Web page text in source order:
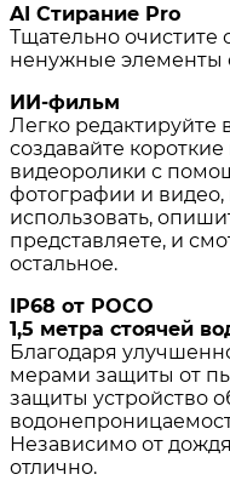
AI Стирание Pro
Тщательно очистите
ненужные элементы
ИИ-фильм
Легко редактируйте
создавайте
видеоролики с
фотографии и видео,
использовать,
представляете, и
остальное.
IP68 от POCO
1,5 метра стоячей
Благодаря
мерами защиты от
защиты устройство
Независимо от
отлично.